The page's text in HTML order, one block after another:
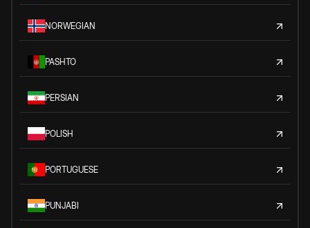
NORWEGIAN
PASHTO
PERSIAN
POLISH
PORTUGUESE
PUNJABI